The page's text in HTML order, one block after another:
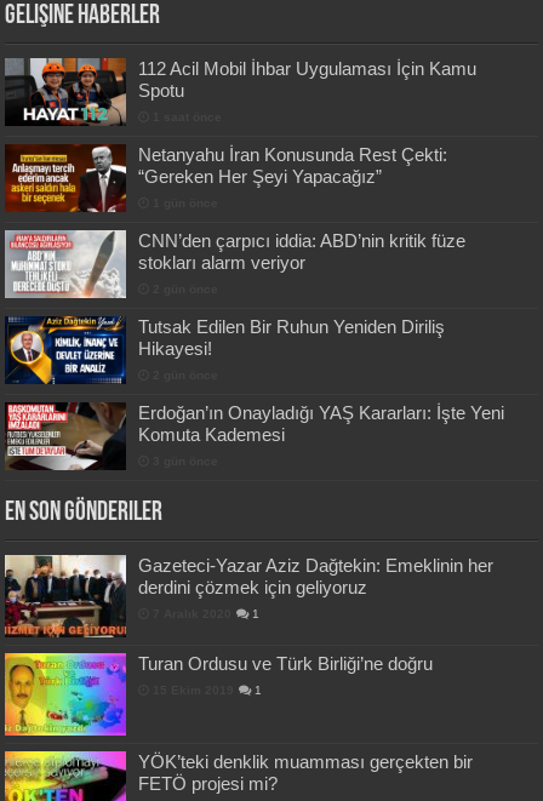
Gelişine Haberler
112 Acil Mobil İhbar Uygulaması İçin Kamu
Spotu
Netanyahu İran Konusunda Rest Çekti:
“Gereken Her Şeyi Yapacağız”
CNN’den çarpıcı iddia: ABD’nin kritik füze
stokları alarm veriyor
Tutsak Edilen Bir Ruhun Yeniden Diriliş
Hikayesi!
Erdoğan’ın Onayladığı YAŞ Kararları: İşte Yeni
Komuta Kademesi
En Son Gönderiler
Gazeteci-Yazar Aziz Dağtekin: Emeklinin her
derdini çözmek için geliyoruz
1
Turan Ordusu ve Türk Birliği’ne doğru
1
YÖK’teki denklik muamması gerçekten bir
FETÖ projesi mi?